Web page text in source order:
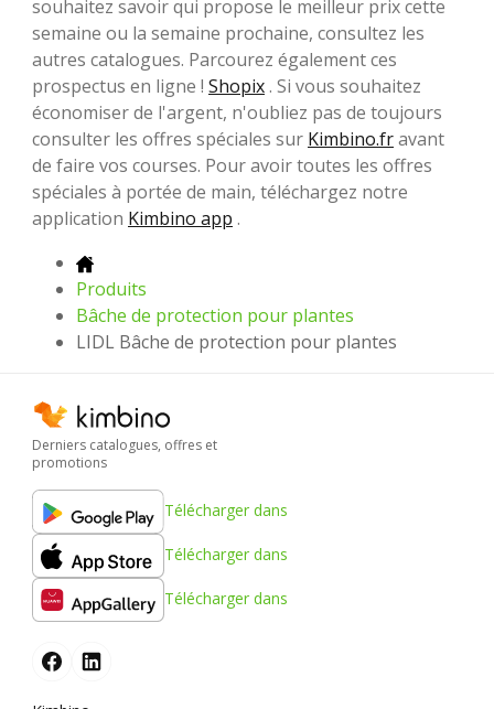
souhaitez savoir qui propose le meilleur prix cette
semaine ou la semaine prochaine, consultez les
autres catalogues. Parcourez également ces
prospectus en ligne ! Shopix. Si vous souhaitez
économiser de l'argent, n'oubliez pas de toujours
consulter les offres spéciales sur Kimbino.fravant
de faire vos courses. Pour avoir toutes les offres
spéciales à portée de main, téléchargez notre
application Kimbino app .
Produits
Bâche de protection pour plantes
LIDL Bâche de protection pour plantes
Derniers catalogues, offres et
promotions
Télécharger dans
Télécharger dans
Télécharger dans